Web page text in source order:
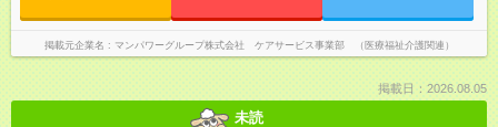
掲載元企業名 マンパワーグループ株式会社 ケアサービス事業部 （医療福祉介護関連）
掲載日：2026.08.05
未読